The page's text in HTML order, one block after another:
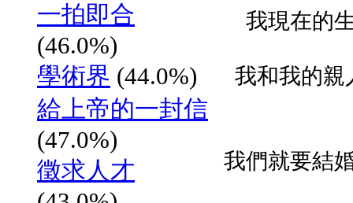
一拍即合
(46.0%)
學術界 (44.0%)
給上帝的一封信
(47.0%)
徵求人才
我現在的
我和我的親
我們就要結